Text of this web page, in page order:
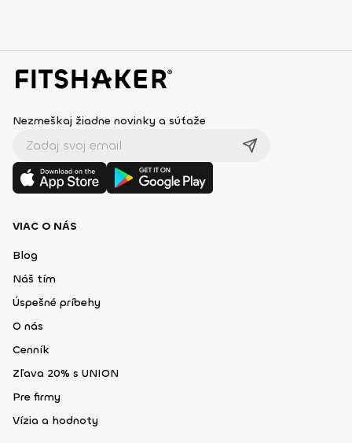
Nezmeškaj žiadne novinky a súťaže
VIAC O NÁS
Blog
Náš tím
Úspešné príbehy
O nás
Cenník
Zľava 20% s UNION
Pre firmy
Vízia a hodnoty